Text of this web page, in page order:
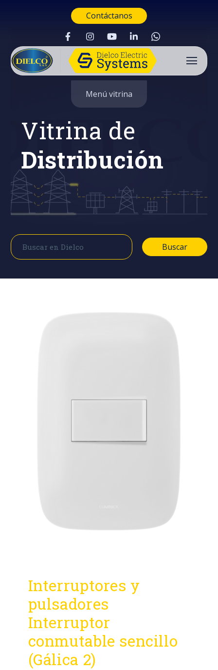
Contáctanos
Buscar
Menú vitrina
Vitrina de
Distribución
Buscar
Buscar
Interruptores y
pulsadores
Interruptor
conmutable sencillo
(Gálica 2)